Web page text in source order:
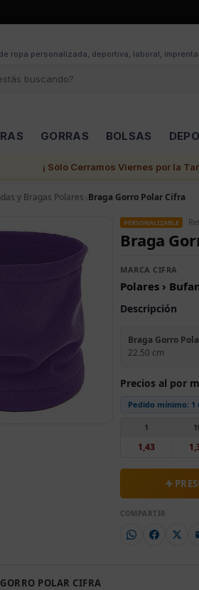
ropa personalizada, deportiva, laboral, imprenta
GORRAS BOLSAS
¡ Sólo Cerramos Viernes por la
y Bragas Polares Braga Gorro Polar Cifra
PERSONALIZABLE
Braga
MARCA CIFRA
Polares ›
Descripción
Braga Gorro
22.50 cm
Precios al por
Pedido mínimo: 1
1
1,43
COMPARTIR
POLAR CIFRA